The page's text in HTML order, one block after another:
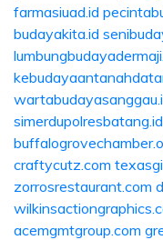
farmasiuad.id
budayakita.id
simerdupolresbatang.id
craftycutz.com
zorrosrestaurant.com
acemgmtgroup.com